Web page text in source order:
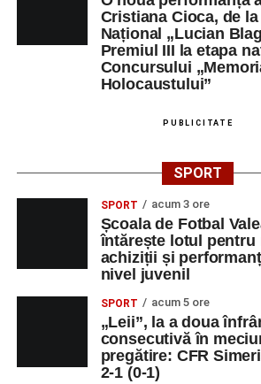
DUPEX SRL
OPERATOR LA
MASINI-UNELTE
CU COMANDA
1
rutier de
SĂNĂTATE FORTE
OPERATOR
INTRODUCERE,
VALIDARE SI
PRELUCRARE
DATE
1
ȘEF BIROU
TEHNIC
1
MALURA & RV SRL SECRETARA
Cristiana Cioca, de la
Național „Lucian
Premiul III la etapa
Concursului
Holocaustului”
PUBLICITATE
SPORT
SPORT acum 3 ore
Școala de Fotbal
întărește lotul pentru
achiziții și
nivel juvenil
SPORT acum 5 ore
„Leii”, la a doua
consecutivă în
pregătire: CFR
2-1 (0-1)